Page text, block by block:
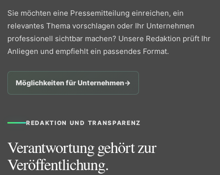
Sie möchten eine Pressemitteilung einreichen, ein
relevantes Thema vorschlagen oder Ihr Unternehmen
professionell sichtbar machen? Unsere Redaktion prüft Ihr
Anliegen und empfiehlt ein passendes Format.
Möglichkeiten für Unternehmen→
REDAKTION UND TRANSPARENZ
Verantwortung gehört zur
Veröffentlichung.